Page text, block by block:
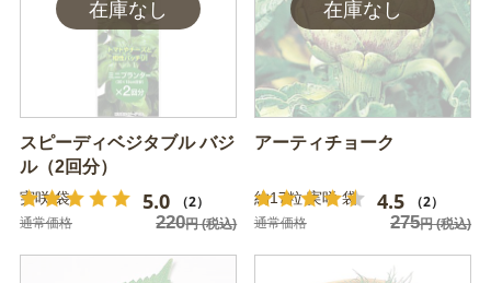
スピーディベジタブル バジ
ル（2回分）
5.0 （2）
実咲 袋
通常価格 220円(税込)
アーティチョーク
4.5 （2）
約17粒 実咲 袋
通常価格 275円(税込)